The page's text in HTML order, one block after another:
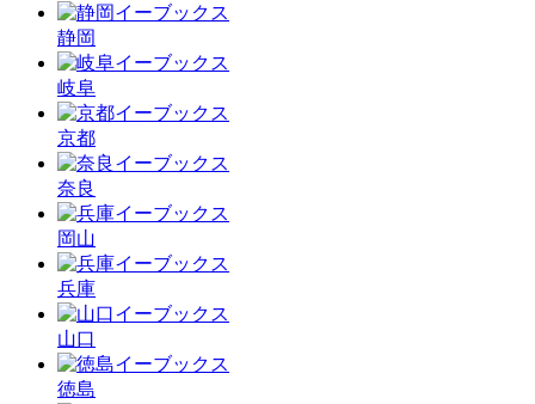
静岡
岐阜
京都
奈良
岡山
兵庫
山口
徳島